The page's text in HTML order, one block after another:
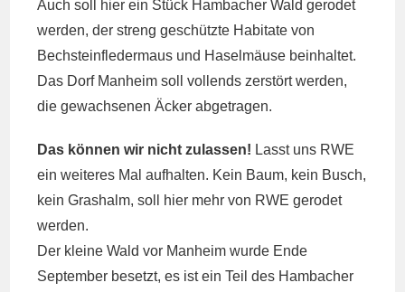
Auch soll hier ein Stück Hambacher Wald gerodet
werden, der streng geschützte Habitate von
Bechsteinfledermaus und Haselmäuse beinhaltet.
Das Dorf Manheim soll vollends zerstört werden,
die gewachsenen Äcker abgetragen.
Das können wir nicht zulassen! Lasst uns RWE
ein weiteres Mal aufhalten. Kein Baum, kein Busch,
kein Grashalm, soll hier mehr von RWE gerodet
werden.
Der kleine Wald vor Manheim wurde Ende
September besetzt, es ist ein Teil des Hambacher